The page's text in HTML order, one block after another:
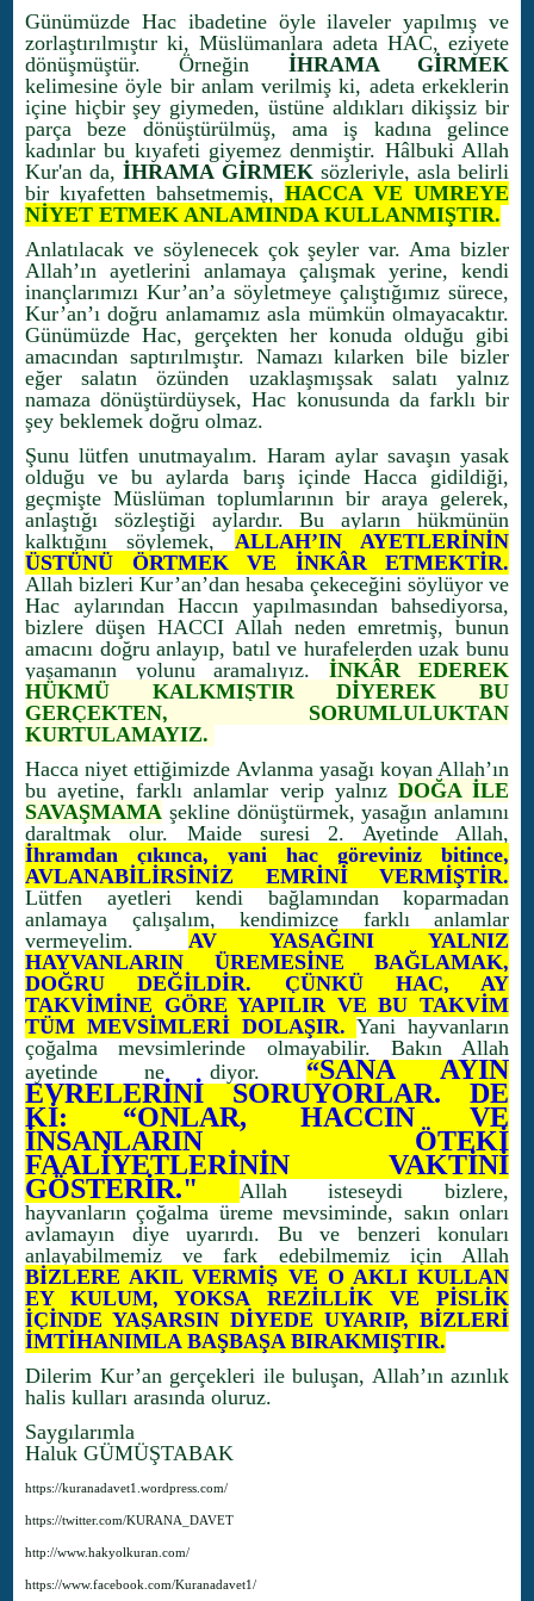
Günümüzde Hac ibadetine öyle ilaveler yapılmış ve
zorlaştırılmıştır ki, Müslümanlara adeta HAC, eziyete
dönüşmüştür. Örneğin İHRAMA GİRMEK
kelimesine öyle bir anlam verilmiş ki, adeta erkeklerin
içine hiçbir şey giymeden, üstüne aldıkları dikişsiz bir
parça beze dönüştürülmüş, ama iş kadına gelince
kadınlar bu kıyafeti giyemez denmiştir. Hâlbuki Allah
Kur'an da,İHRAMA GİRMEKsözleriyle, asla belirli
bir kıyafetten bahsetmemiş, HACCA VE UMREYE
NİYET ETMEK ANLAMINDA KULLANMIŞTIR.
Anlatılacak ve söylenecek çok şeyler var. Ama bizler
Allah’ın ayetlerini anlamaya çalışmak yerine, kendi
inançlarımızı Kur’an’a söyletmeye çalıştığımız sürece,
Kur’an’ı doğru anlamamız asla mümkün olmayacaktır.
Günümüzde Hac, gerçekten her konuda olduğu gibi
amacından saptırılmıştır. Namazı kılarken bile bizler
eğer salatın özünden uzaklaşmışsak salatı yalnız
namaza dönüştürdüysek, Hac konusunda da farklı bir
şey beklemek doğru olmaz.
Şunu lütfen unutmayalım. Haram aylar savaşın yasak
olduğu ve bu aylarda barış içinde Hacca gidildiği,
geçmişte Müslüman toplumlarının bir araya gelerek,
anlaştığı sözleştiği aylardır. Bu ayların hükmünün
kalktığını söylemek, ALLAH’IN AYETLERİNİN
ÜSTÜNÜ ÖRTMEK VE İNKÂR ETMEKTİR.
Allah bizleri Kur’an’dan hesaba çekeceğini söylüyor ve
Hac aylarından Haccın yapılmasından bahsediyorsa,
bizlere düşen HACCI Allah neden emretmiş, bunun
amacını doğru anlayıp, batıl ve hurafelerden uzak bunu
yaşamanın yolunu aramalıyız. İNKÂR EDEREK
HÜKMÜ KALKMIŞTIR DİYEREK BU
GERÇEKTEN, SORUMLULUKTAN
KURTULAMAYIZ.
Hacca niyet ettiğimizde Avlanma yasağı koyan Allah’ın
bu ayetine, farklı anlamlar verip yalnız DOĞA İLE
SAVAŞMAMA şekline dönüştürmek, yasağın anlamını
daraltmak olur. Maide suresi 2. Ayetinde Allah,
İhramdan çıkınca, yani hac göreviniz bitince,
AVLANABİLİRSİNİZ EMRİNİ VERMİŞTİR.
Lütfen ayetleri kendi bağlamından koparmadan
anlamaya çalışalım, kendimizce farklı anlamlar
vermeyelim. AV YASAĞINI YALNIZ
HAYVANLARIN ÜREMESİNE BAĞLAMAK,
DOĞRU DEĞİLDİR. ÇÜNKÜ HAC, AY
TAKVİMİNE GÖRE YAPILIR VE BU TAKVİM
TÜM MEVSİMLERİ DOLAŞIR.Yani hayvanların
çoğalma mevsimlerinde olmayabilir. Bakın Allah
ayetinde ne diyor. “SANA AYIN
EVRELERİNİ SORUYORLAR. DE
Kİ: “ONLAR, HACCIN VE
İNSANLARIN ÖTEKİ
FAALİYETLERİNİN VAKTİNİ
GÖSTERİR."
Allah isteseydi bizlere,
hayvanların çoğalma üreme mevsiminde, sakın onları
avlamayın diye uyarırdı. Bu ve benzeri konuları
anlayabilmemiz ve fark edebilmemiz için Allah
BİZLERE AKIL VERMİŞ VE O AKLI KULLAN
EY KULUM, YOKSA REZİLLİK VE PİSLİK
İÇİNDE YAŞARSIN DİYEDE UYARIP, BİZLERİ
İMTİHANIMLA BAŞBAŞA BIRAKMIŞTIR.
Dilerim Kur’an gerçekleri ile buluşan, Allah’ın azınlık
halis kulları arasında oluruz.
Saygılarımla
Haluk GÜMÜŞTABAK
https://kuranadavet1.wordpress.com/
https://twitter.com/KURANA_DAVET
http://www.hakyolkuran.com/
https://www.facebook.com/Kuranadavet1/